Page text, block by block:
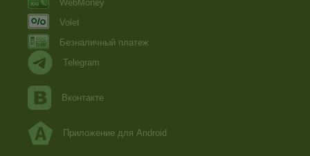
WebMoney
Volet
Безналичный платеж
Telegram
Вконтакте
Приложение для Android